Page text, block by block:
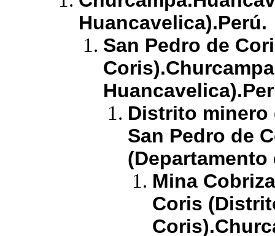
Huancavelica).Perú.
San Pedro de
Distrito minero
San Pedro de
(Departamento
Mina
Coris